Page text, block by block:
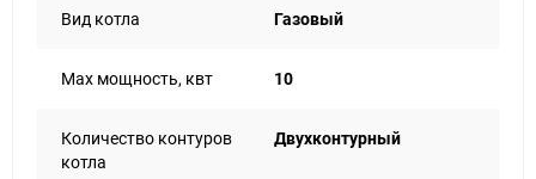
Вид котла Газовый
Max мощность, квт 10
Количество контуров
котла
Двухконтурный